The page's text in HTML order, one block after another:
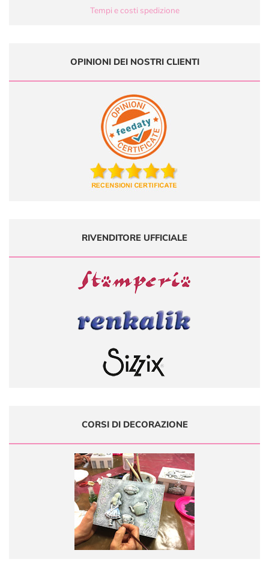
Tempi e costi spedizione
OPINIONI DEI NOSTRI CLIENTI
RIVENDITORE UFFICIALE
CORSI DI DECORAZIONE